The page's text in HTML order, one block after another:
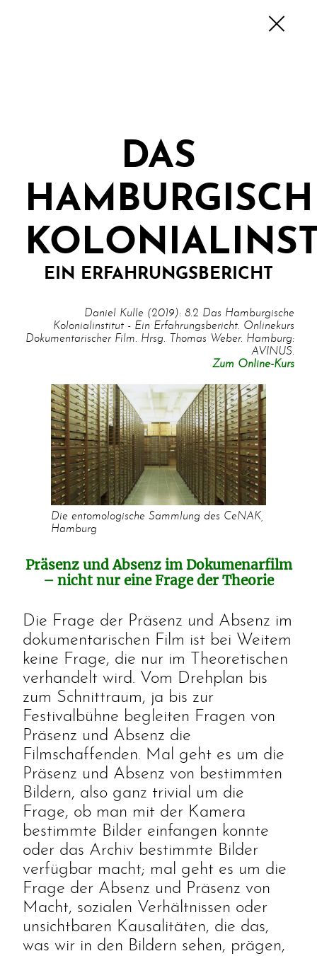
DAS
EIN ERFAHRUNGSBERICHT
Daniel Kulle (2019): 8.2 Das Hamburgische
Kolonialinstitut - Ein Erfahrungsbericht. Onlinekurs
Dokumentarischer Film. Hrsg. Thomas Weber. Hamburg:
AVINUS.
Zum Online-Kurs
Die entomologische Sammlung des CeNAK,
Hamburg
Präsenz und Absenz im Dokumenarfilm
– nicht nur eine Frage der Theorie
Die Frage der Präsenz und Absenz im
dokumentarischen Film ist bei Weitem
keine Frage, die nur im Theoretischen
verhandelt wird. Vom Drehplan bis
zum Schnittraum, ja bis zur
Festivalbühne begleiten Fragen von
Präsenz und Absenz die
Filmschaffenden. Mal geht es um die
Präsenz und Absenz von bestimmten
Bildern, also ganz trivial um die
Frage, ob man mit der Kamera
bestimmte Bilder einfangen konnte
oder das Archiv bestimmte Bilder
verfügbar macht; mal geht es um die
Frage der Absenz und Präsenz von
Macht, sozialen Verhältnissen oder
unsichtbaren Kausalitäten, die das,
was wir in den Bildern sehen, prägen,